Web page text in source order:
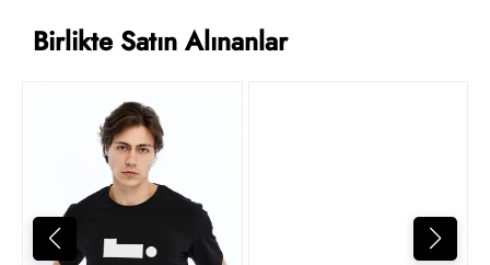
Birlikte Satın Alınanlar